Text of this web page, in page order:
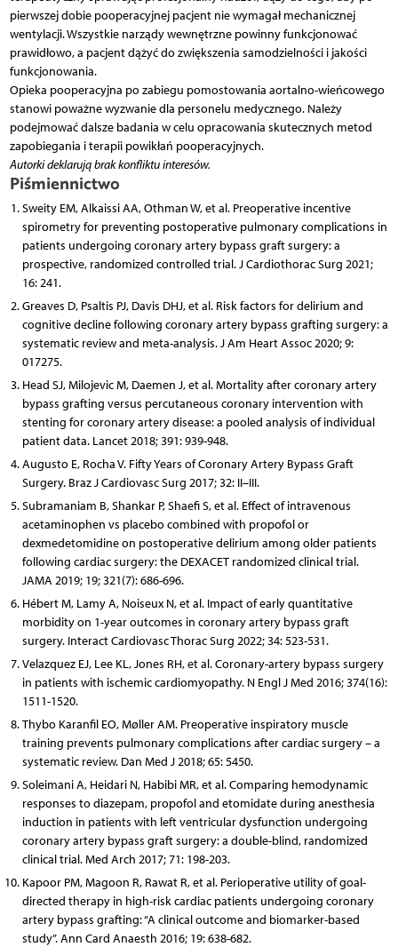
pierwszej dobie pooperacyjnej pacjent nie wymagał mechanicznej
wentylacji. Wszystkie narządy wewnętrzne powinny funkcjonować
prawidłowo, a pacjent dążyć do zwiększenia samodzielności i jakości
funkcjonowania.
Opieka pooperacyjna po zabiegu pomostowania aortalno-wieńcowego
stanowi poważne wyzwanie dla personelu medycznego. Należy
podejmować dalsze badania w celu opracowania skutecznych metod
zapobiegania i terapii powikłań pooperacyjnych.
Autorki deklarują brak konfliktu interesów.
Piśmiennictwo
Sweity EM, Alkaissi AA, Othman W, et al. Preoperative incentive
spirometry for preventing postoperative pulmonary complications in
patients undergoing coronary artery bypass graft surgery: a
prospective, randomized controlled trial. J Cardiothorac Surg 2021;
16: 241.
Greaves D, Psaltis PJ, Davis DHJ, et al. Risk factors for delirium and
cognitive decline following coronary artery bypass grafting surgery: a
systematic review and meta-analysis. J Am Heart Assoc 2020; 9:
017275.
Head SJ, Milojevic M, Daemen J, et al. Mortality after coronary artery
bypass grafting versus percutaneous coronary intervention with
stenting for coronary artery disease: a pooled analysis of individual
patient data. Lancet 2018; 391: 939-948.
Augusto E, Rocha V. Fifty Years of Coronary Artery Bypass Graft
Surgery. Braz J Cardiovasc Surg 2017; 32: II–III.
Subramaniam B, Shankar P, Shaefi S, et al. Effect of intravenous
acetaminophen vs placebo combined with propofol or
dexmedetomidine on postoperative delirium among older patients
following cardiac surgery: the DEXACET randomized clinical trial.
JAMA 2019; 19; 321(7): 686-696.
Hébert M, Lamy A, Noiseux N, et al. Impact of early quantitative
morbidity on 1-year outcomes in coronary artery bypass graft
surgery. Interact Cardiovasc Thorac Surg 2022; 34: 523-531.
Velazquez EJ, Lee KL, Jones RH, et al. Coronary-artery bypass surgery
in patients with ischemic cardiomyopathy. N Engl J Med 2016; 374(16):
1511-1520.
Thybo Karanfil EO, Møller AM. Preoperative inspiratory muscle
training prevents pulmonary complications after cardiac surgery – a
systematic review. Dan Med J 2018; 65: 5450.
Soleimani A, Heidari N, Habibi MR, et al. Comparing hemodynamic
responses to diazepam, propofol and etomidate during anesthesia
induction in patients with left ventricular dysfunction undergoing
coronary artery bypass graft surgery: a double-blind, randomized
clinical trial. Med Arch 2017; 71: 198-203.
Kapoor PM, Magoon R, Rawat R, et al. Perioperative utility of goal-
directed therapy in high-risk cardiac patients undergoing coronary
artery bypass grafting: “A clinical outcome and biomarker-based
study”. Ann Card Anaesth 2016; 19: 638-682.